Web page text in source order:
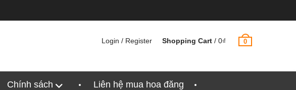
Login / Register Shopping Cart / 0₫ 0
Chính sách Liên hệ mua hoa đăng